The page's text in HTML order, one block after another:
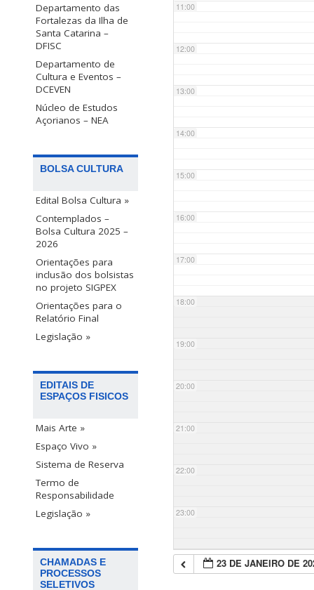
Departamento das
Fortalezas da Ilha de
Santa Catarina –
DFISC
Departamento de
Cultura e Eventos –
DCEVEN
Núcleo de Estudos
Açorianos – NEA
BOLSA CULTURA
Edital Bolsa Cultura »
Contemplados –
Bolsa Cultura 2025 –
2026
Orientações para
inclusão dos bolsistas
no projeto SIGPEX
Orientações para o
Relatório Final
Legislação »
EDITAIS DE
ESPAÇOS FISICOS
Mais Arte »
Espaço Vivo »
Sistema de Reserva
Termo de
Responsabilidade
Legislação »
CHAMADAS E
PROCESSOS
SELETIVOS
11:00
12:00
13:00
14:00
15:00
16:00
17:00
18:00
19:00
20:00
21:00
22:00
23:00
23 DE JANEIRO DE